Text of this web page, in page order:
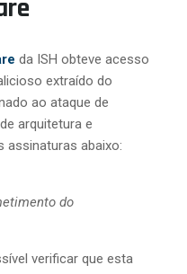
da ISH obteve acesso
extraído do
ao ataque de
arquitetura e
assinaturas abaixo:
do
verificar que esta